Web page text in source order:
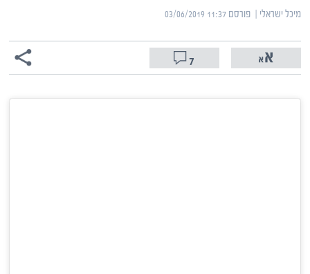
מיכל ישראלי | ‏פורסם ‎03/06/2019 11:37
7